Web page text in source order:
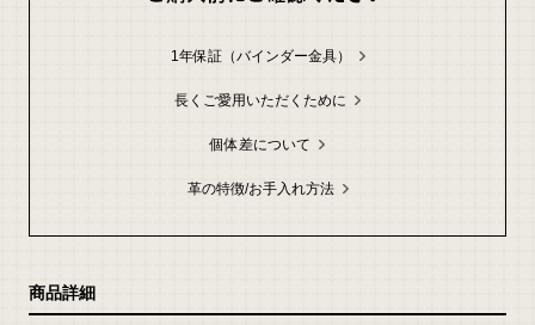
1年保証（バインダー金具）
長くご愛用いただくために
個体差について
革の特徴/お手入れ方法
商品詳細